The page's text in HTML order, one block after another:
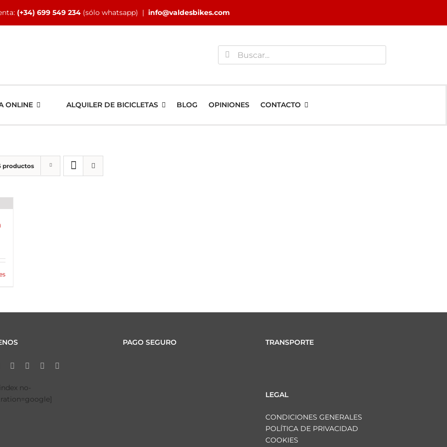
(+34) 699 549 234 (sólo whatsapp) | info@valdesbikes.com
Buscar:
ONLINE ALQUILER DE BICICLETAS BLOG OPINIONES CONTACTO
productos
no-
PAGO SEGURO TRANSPORTE
LEGAL
CONDICIONES GENERALES
POLÍTICA DE PRIVACIDAD
COOKIES